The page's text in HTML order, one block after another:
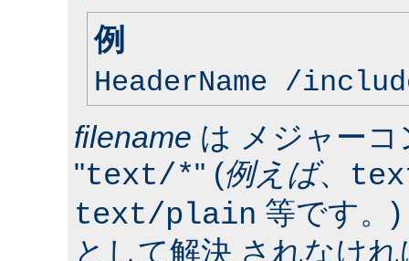
例
HeaderName /
filename は メジャー
"text/*" (例えば、
text/plain 等です。
として解決 されなけ